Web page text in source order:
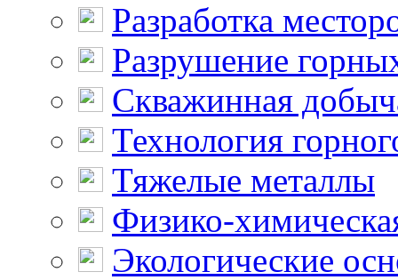
Разработка
Разрушение
Скважинная
Технология
Тяжелые металлы
Физико-
Экологические